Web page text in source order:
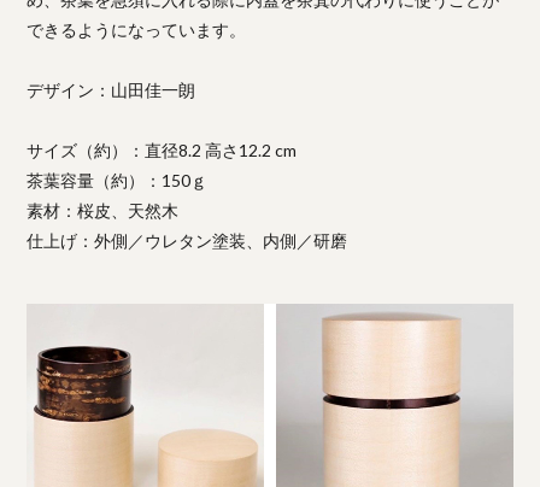
できるようになっています。
デザイン：山田佳一朗
サイズ（約）：直径8.2 高さ12.2 cm
茶葉容量（約）：150ｇ
素材：桜皮、天然木
仕上げ：外側／ウレタン塗装、内側／研磨